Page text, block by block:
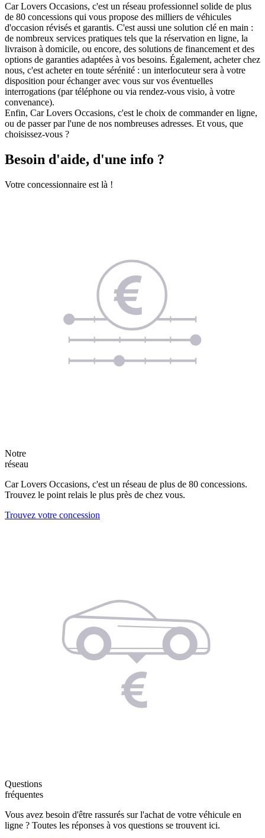
Car Lovers Occasions, c'est un réseau professionnel solide de plus
de 80 concessions qui vous propose des milliers de véhicules
d'occasion révisés et garantis. C'est aussi une solution clé en main :
de nombreux services pratiques tels que la réservation en ligne, la
livraison à domicile, ou encore, des solutions de financement et des
options de garanties adaptées à vos besoins. Également, acheter chez
nous, c'est acheter en toute sérénité : un interlocuteur sera à votre
disposition pour échanger avec vous sur vos éventuelles
interrogations (par téléphone ou via rendez-vous visio, à votre
convenance).
Enfin, Car Lovers Occasions, c'est le choix de commander en ligne,
ou de passer par l'une de nos nombreuses adresses. Et vous, que
choisissez-vous ?
Besoin d'aide, d'une info ?
Votre concessionnaire est là !
Notre
réseau
Car Lovers Occasions, c'est un réseau de plus de 80 concessions.
Trouvez le point relais le plus près de chez vous.
Trouvez votre concession
Questions
fréquentes
Vous avez besoin d'être rassurés sur l'achat de votre véhicule en
ligne ? Toutes les réponses à vos questions se trouvent ici.